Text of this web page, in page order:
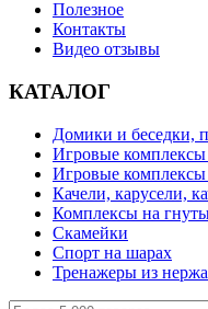
Полезное
Контакты
Видео отзывы
КАТАЛОГ
Домики и беседки,
Игровые комплексы
Игровые
Качели, карусели,
Комплексы на
Скамейки
Спорт на шарах
Тренажеры из